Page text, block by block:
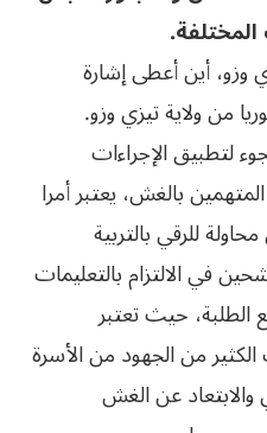
أين أعطى إشارة
من ولاية تيزي وزو.
لتطبيق الإجراءات
بالغش، يعتبر أمرا
للرقي بالتربية
في الالتزام بالتعليمات
الطلبة، حيث تعتبر
من الجهود من الأسرة
والابتعاد عن الغش